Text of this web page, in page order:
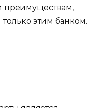
преимуществам,
этим банком.